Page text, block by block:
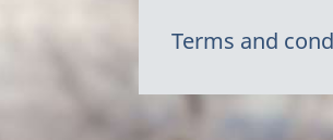
Terms and